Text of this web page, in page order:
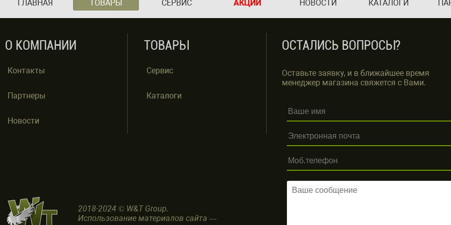
ГЛАВНАЯ ТОВАРЫ СЕРВИС АКЦИИ НОВОСТИ КАТАЛОГИ
О КОМПАНИИ
Контакты
Партнеры
Новости
ТОВАРЫ
Сервис
Каталоги
2018-2024 © W&T Group.
Использование материалов сайта —
ОСТАЛИСЬ ВОПРОСЫ?
Оставьте заявку, и в ближайшее время
менеджер магазина свяжется с Вами.